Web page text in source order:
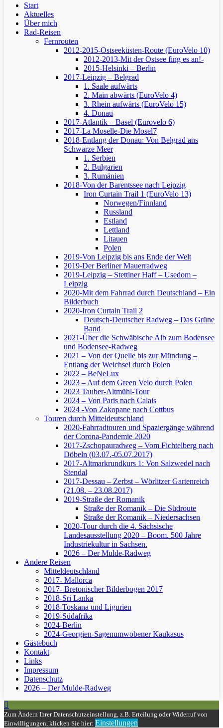
Start
Aktuelles
Über mich
Rad-Reisen
Fernrouten
2012-2015-Ostseeküsten-Route (EuroVelo 10)
2012-2013-Mit der Ostsee fing es an!-
2015-Helsinki – Berlin
2017-Leipzig – Belgrad
1. Saale aufwärts
2. Main abwärts (EuroVelo 4)
3. Rhein aufwärts (EuroVelo 15)
4. Donau
2017-Atlantik – Basel (Eurovelo 6)
2017-La Moselle-Die Mosel7
2018-Entlang der Donau: Von Belgrad ans
Schwarze Meer
1. Serbien
2. Bulgarien
3. Rumänien
2018-Von der Barentssee nach Leipzig
Iron Curtain Trail 1 (EuroVelo 13)
Norwegen/Finnland
Russland
Estland
Lettland
Litauen
Polen
2019-Von Leipzig bis ans Ende der Welt
2019-Der Berliner Mauerradweg
2019-Leipzig – Stettiner Haff – Usedom –
Leipzig
2020-Mit dem Fahrrad durch Deutschland – Ein
Bilderbuch
2020-Iron Curtain Trail 2
Deutsch-Deutscher Radweg – Das Grüne
Band
2021-Über die Schwäbische Alb zum Bodensee
und Bodensee-Radweg
2021 – Von der Quelle bis zur Mündung –
Entlang der Weichsel durch Polen
2022 – BeNeLux
2023 – Auf dem Green Velo durch Polen
2023 Tauber-Altmühl-Tour
2024 – Von Paris nach Calais
2024 -Von Zakopane nach Cottbus
Touren durch Mitteldeutschland
2020-Fahrradtouren und Spaziergänge während
der Corona-Pandemie 2020
2017-Zschopauradweg – Vom Fichtelberg nach
Döbeln (03.07.-05.07.2017)
2017-Altmarkrundkurs 1: Von Salzwedel nach
Stendal
2017-Dessau – Zerbst – Wörlitzer Gartenreich
(21.08. – 23.08.2017)
2019-Straße der Romanik
Straße der Romanik – Die Südroute
Straße der Romanik – Niedersachsen
2020-Tour durch die 4. Sächsische
Landesausstellung 2020 – Boom. 500 Jahre
Industriekultur in Sachsen.
2026 – Der Mulde-Radweg
Andere Reisen
Mitteldeutschland
2017- Mallorca
2017- Bretonischer Bilderbogen 2017
2018-Sri Lanka
2018-Toskana und Ligurien
2019-Südafrika
2024-Berlin
2024-Georgien-Sagenumwobener Kaukasus
Gästebuch
Kontakt
Links
Impressum
Datenschutz
2026 – Der Mulde-Radweg
Zum Ändern Ihrer Datenschutzeinstellung, z.B. Erteilung oder Widerruf von
Einwilligungen, klicken Sie hier: Einstellungen